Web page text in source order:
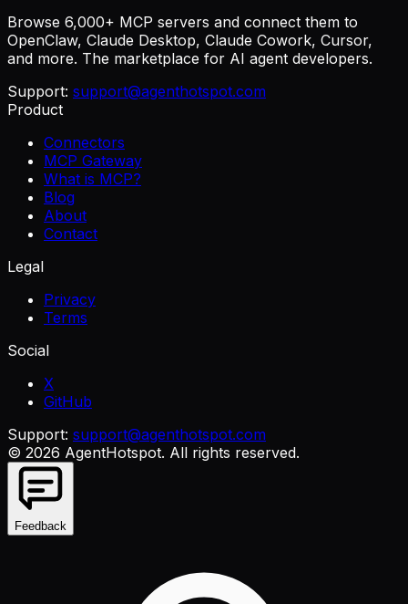
Browse 6,000+ MCP servers and connect them to
OpenClaw, Claude Desktop, Claude Cowork, Cursor,
and more. The marketplace for AI agent developers.
Support: support@agenthotspot.com
Product
Connectors
MCP Gateway
What is MCP?
Blog
About
Contact
Legal
Privacy
Terms
Social
X
GitHub
Support: support@agenthotspot.com
© 2026 AgentHotspot. All rights reserved.
Feedback